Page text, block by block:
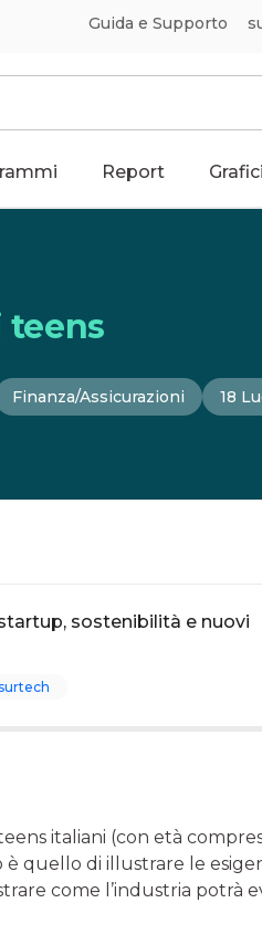
Guida e Supporto
Report Grafici
teens
Finanza/Assicurazioni 18
sostenibilità e nuovi
italiani (con età
è quello di illustrare le
come l’industria potrà